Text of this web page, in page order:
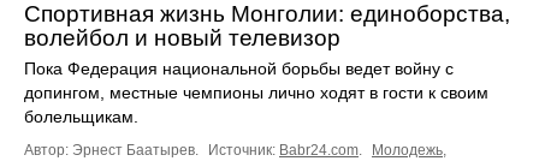
Спортивная жизнь Монголии: единоборства,
волейбол и новый телевизор
Пока Федерация национальной борьбы ведет войну с
допингом, местные чемпионы лично ходят в гости к своим
болельщикам.
Автор: Эрнест Баатырев. Источник: Babr24.com. Молодежь,